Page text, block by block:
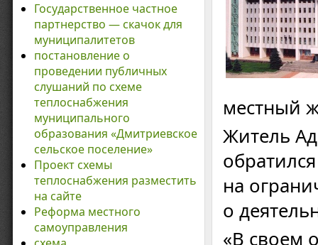
Государственное частное
партнерство — скачок для
муниципалитетов
постановление о
проведении публичных
слушаний по схеме
теплоснабжения
муниципального
образования «Дмитриевское
сельское поселение»
Проект схемы
теплоснабжения разместить
на сайте
Реформа местного
самоуправления
местный
Житель
на
о
«В своем